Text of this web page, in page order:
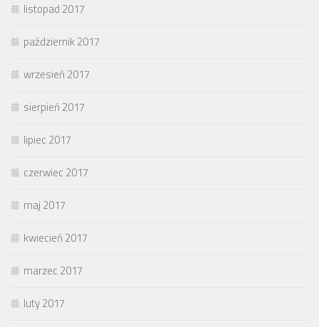
listopad 2017
październik 2017
wrzesień 2017
sierpień 2017
lipiec 2017
czerwiec 2017
maj 2017
kwiecień 2017
marzec 2017
luty 2017